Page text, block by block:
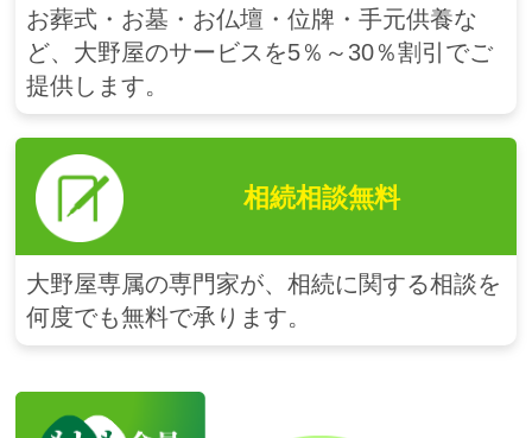
お葬式・お墓・お仏壇・位牌・手元供養な
ど、大野屋のサービスを5％～30％割引でご
提供します。
相続相談無料
大野屋専属の専門家が、相続に関する相談を
何度でも無料で承ります。